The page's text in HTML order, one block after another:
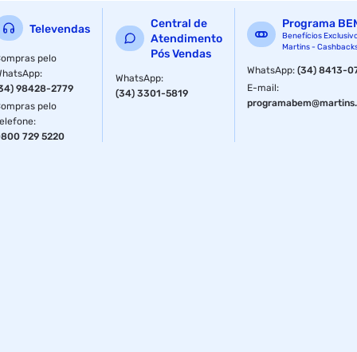
Televendas
pelo
:
98428-2779
pelo
:
729 5220
Central de
Atendimento
Pós Vendas
WhatsApp:
(34) 3301-5819
Programa
Benefícios
Martins -
WhatsApp:(34) 8413-
E-mail: